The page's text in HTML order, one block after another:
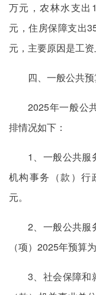
万元，农林水支出
元，住房保障支出
元，主要原因是工资
四、一般公共
2025年一般公
排情况如下：
1、一般公共服
机构事务（款）行
元。
2、一般公共服
（项）2025年预算
3、社会保障和